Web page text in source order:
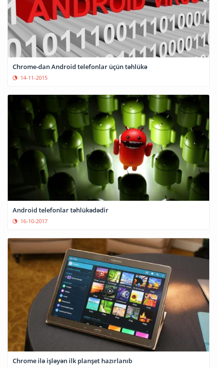
Chrome-dan Android telefonlar üçün təhlükə
14-11-2015
Android telefonlar təhlükədədir
16-10-2017
Chrome ilə işləyən ilk planşet hazırlanıb